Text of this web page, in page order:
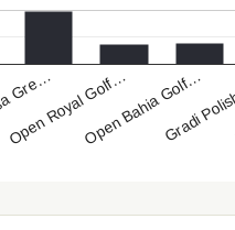
Gre…
Open Royal Golf…Open Bahia Golf…
Gradi